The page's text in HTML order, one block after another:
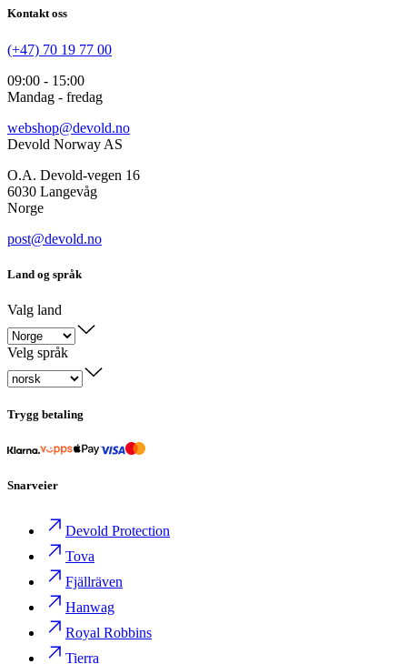
Kontakt oss
(+47) 70 19 77 00
09:00 - 15:00
Mandag - fredag
webshop@devold.no
Devold Norway AS
O.A. Devold-vegen 16
6030 Langevåg
Norge
post@devold.no
Land og språk
Valg land
Velg språk
Trygg betaling
Snarveier
Devold Protection
Tova
Fjällräven
Hanwag
Royal Robbins
Tierra